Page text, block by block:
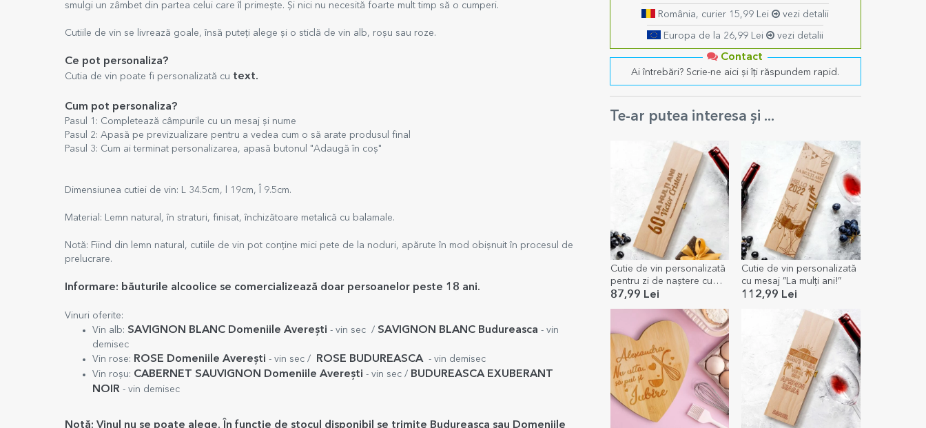
România, curier 15,99 Lei vezi detalii
Europa de la 26,99 Lei vezi detalii
Contact
Ai întrebări? Scrie-ne aici și îți răspundem rapid.
Te-ar putea interesa și ...
Cutie de vin personalizată
pentru zi de naștere cu
mesaj - La mulți ani
87,99 Lei
Cutie de vin personalizată
cu mesaj ”La mulți ani!”
112,99 Lei
smulgi un zâmbet din partea celui care îl primește. Și nici nu necesită foarte mult timp să o cumperi.
Cutiile de vin se livrează goale, însă puteți alege și o sticlă de vin alb, roșu sau roze.
Ce pot personaliza?
Cutia de vin poate fi personalizată cu text.
Cum pot personaliza?
Pasul 1: Completează câmpurile cu un mesaj și nume
Pasul 2: Apasă pe previzualizare pentru a vedea cum o să arate produsul final
Pasul 3: Cum ai terminat personalizarea, apasă butonul "Adaugă în coș"
Dimensiunea cutiei de vin: L 34.5cm, l 19cm, Î 9.5cm.
Material: Lemn natural, în straturi, finisat, închizătoare metalică cu balamale.
Notă: Fiind din lemn natural, cutiile de vin pot conține mici pete de la noduri, apărute în mod obișnuit în procesul de
prelucrare.
Informare: băuturile alcoolice se comercializează doar persoanelor peste 18 ani.
Vinuri oferite:
Vin alb: SAVIGNON BLANC Domeniile Averești - vin sec / SAVIGNON BLANC Budureasca - vin
demisec
Vin rose: ROSE Domeniile Averești - vin sec / ROSE BUDUREASCA - vin demisec
Vin roșu: CABERNET SAUVIGNON Domeniile Averești - vin sec / BUDUREASCA EXUBERANT
NOIR - vin demisec
Notă: Vinul nu se poate alege. În funcție de stocul disponibil se trimite Budureasca sau Domeniile